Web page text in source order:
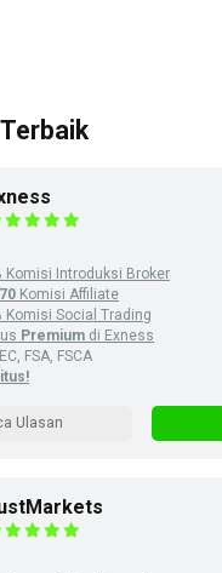
Komisi Introduksi Broker
Komisi Affiliate
Komisi Social Trading
Premium di Exness
FSA, FSCA
Ulasan